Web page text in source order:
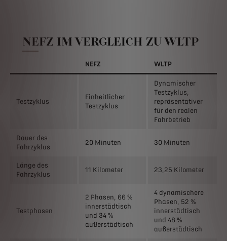
NEFZ IM VERGLEICH ZU WLTP
NEFZ WLTP
Testzyklus
Einheitlicher
Testzyklus
Dynamischer
Testzyklus,
repräsentativer
für den realen
Fahrbetrieb
Dauer des
Fahrzyklus
20 Minuten 30 Minuten
Länge des
Fahrzyklus
11 Kilometer 23,25 Kilometer
Testphasen
2 Phasen, 66 %
innerstädtisch
und 34 %
außerstädtisch
4 dynamischere
Phasen, 52 %
innerstädtisch
und 48 %
außerstädtisch